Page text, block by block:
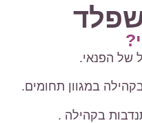
של הפנאי.
במגוון תחומים.
בקהילה .